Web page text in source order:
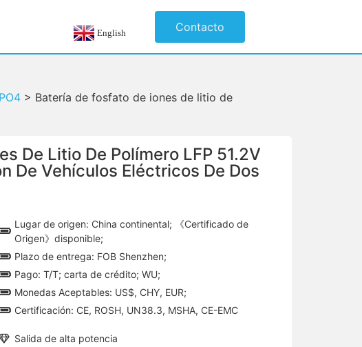
English Contacto
> Batería de fosfato de iones de litio de
De Litio De Polímero LFP 51.2V
De Vehículos Eléctricos De Dos
Lugar de origen: China continental; 《Certificado de
Origen》disponible;
Plazo de entrega: FOB Shenzhen;
Pago: T/T; carta de crédito; WU;
Monedas Aceptables: US$, CHY, EUR;
Certificación: CE, ROSH, UN38.3, MSHA, CE-EMC
Salida de alta potencia